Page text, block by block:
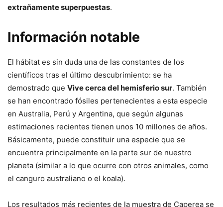
extrañamente superpuestas.
Información notable
El hábitat es sin duda una de las constantes de los
científicos tras el último descubrimiento: se ha
demostrado que Vive cerca del hemisferio sur. También
se han encontrado fósiles pertenecientes a esta especie
en Australia, Perú y Argentina, que según algunas
estimaciones recientes tienen unos 10 millones de años.
Básicamente, puede constituir una especie que se
encuentra principalmente en la parte sur de nuestro
planeta (similar a lo que ocurre con otros animales, como
el canguro australiano o el koala).
Los resultados más recientes de la muestra de Caperea se